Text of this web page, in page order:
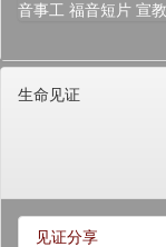
音事工 福音短片 宣
生命见证
见证分享